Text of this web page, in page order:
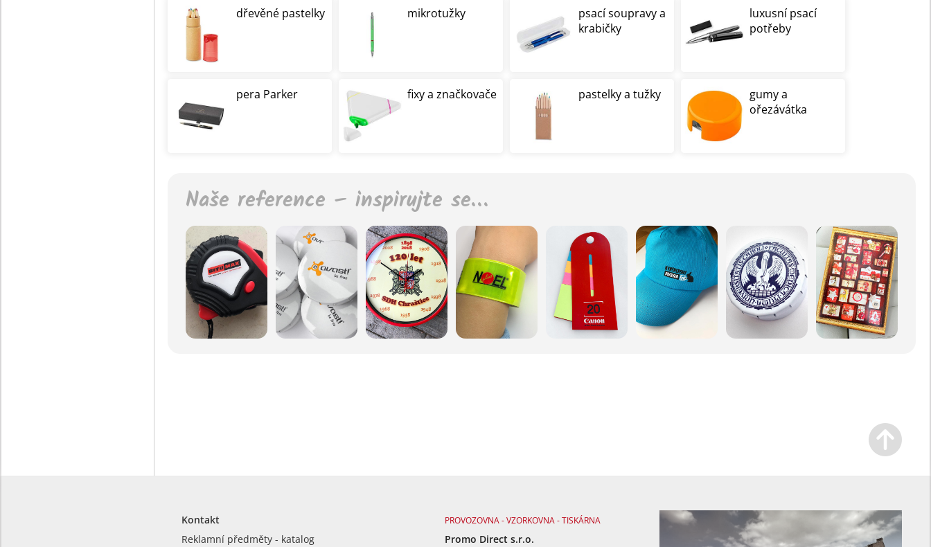
dřevěné pastelky mikrotužky
psací soupravy a
krabičky
luxusní psací
potřeby
pera Parker fixy a značkovače pastelky a tužky
gumy a
ořezávátka
Naše reference – inspirujte se…
Kontakt
Reklamní předměty - katalog
PROVOZOVNA - VZORKOVNA - TISKÁRNA
Promo Direct s.r.o.